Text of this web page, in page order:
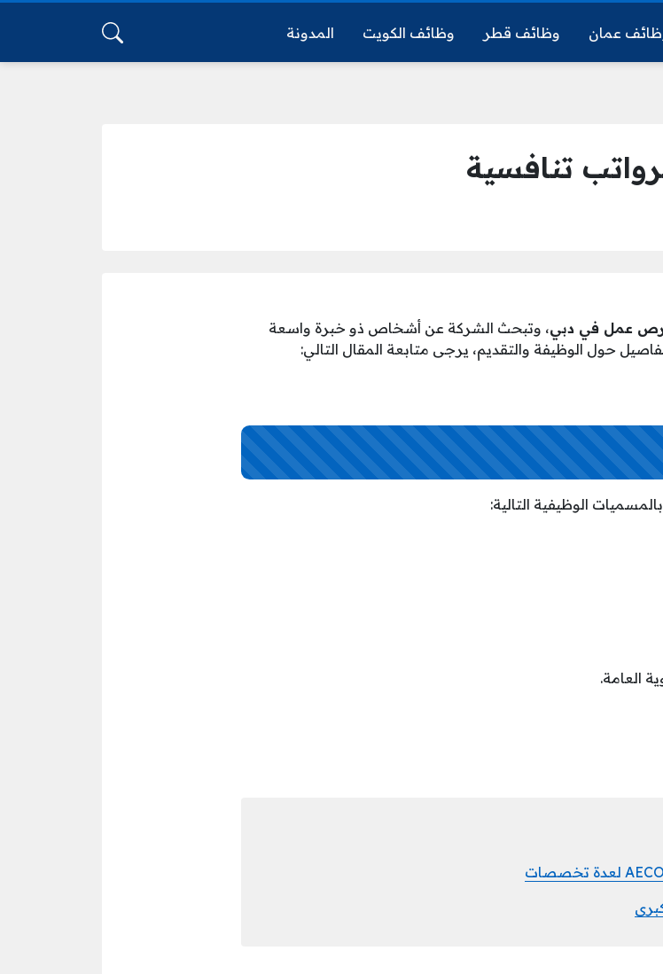
عمان وظائف قطر وظائف الكويت المدونة
تنافسية
عمل في دبي، وتبحث الشركة عن أشخاص ذو خبرة واسعة
حول الوظيفة والتقديم، يرجى متابعة المقال التالي:
الوظيفية التالية:
العامة.